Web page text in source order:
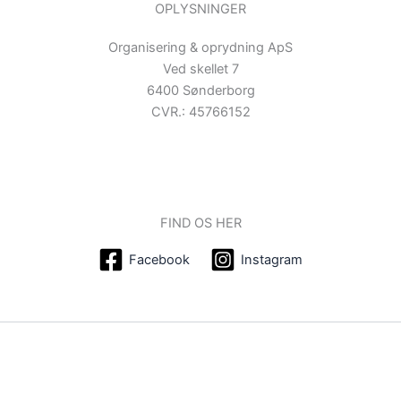
OPLYSNINGER
Organisering & oprydning ApS
Ved skellet 7
6400 Sønderborg
CVR.: 45766152
FIND OS HER
Facebook Instagram